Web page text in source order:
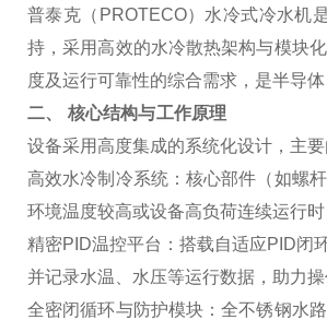
普泰克（PROTECO）水冷式冷水机
持，采用高效的水冷散热架构与模块
度及运行可靠性的综合需求，是半导
二、 核心结构与工作原理
设备采用高度集成的系统化设计，主
高效水冷制冷系统：核心部件（如螺
环境温度较高或设备高负荷连续运行
精密PID温控平台 ：搭载自适应PID闭
并记录水温、水压等运行数据，助力
全密闭循环与防护模块 ：全不锈钢水